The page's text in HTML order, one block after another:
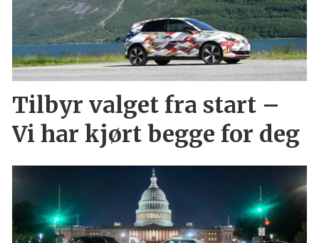
Tilbyr valget fra start –
Vi har kjørt begge for deg